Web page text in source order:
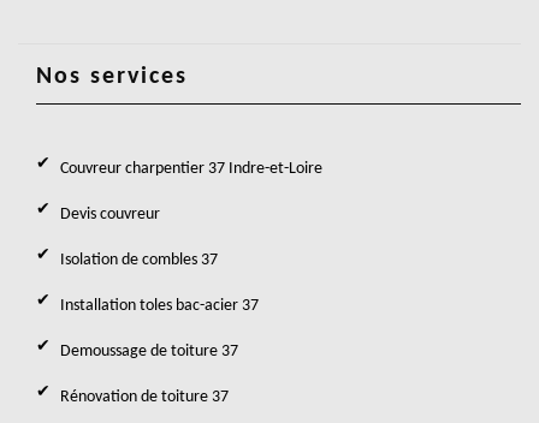
Nos services
Couvreur charpentier 37 Indre-et-Loire
Devis couvreur
Isolation de combles 37
Installation toles bac-acier 37
Demoussage de toiture 37
Rénovation de toiture 37